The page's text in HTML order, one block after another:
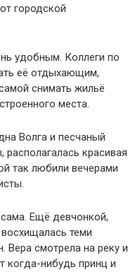
городской
удобным. Коллеги по
её отдыхающим,
снимать жильё
места.
Волга и песчаный
красивая
так любили вечерами
Ещё девчонкой,
теми
Вера смотрела на реку и
когда-нибудь принц и